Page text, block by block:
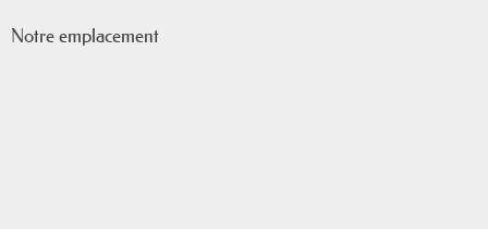
Notre emplacement